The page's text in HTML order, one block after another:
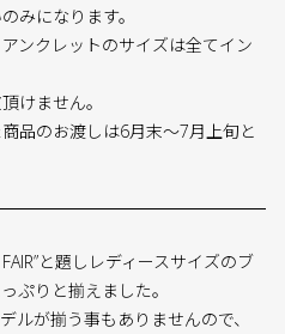
みになります。
ンクレットのサイズは全てイン
けません。
品のお渡しは6月末〜7月上旬と
と題しレディースサイズのブ
ぷりと揃えました。
ルが揃う事もありませんので、